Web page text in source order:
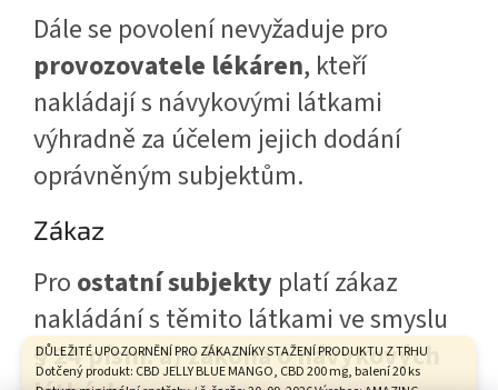
DŮLEŽITÉ UPOZORNĚNÍ PRO ZÁKAZNÍKY STAŽENÍ PRODUKTU Z TRHU
Dotčený produkt: CBD JELLY BLUE MANGO, CBD 200 mg, balení 20 ks
Dále se povolení nevyžaduje pro
provozovatele lékáren, kteří
nakládají s návykovými látkami
výhradně za účelem jejich dodání
oprávněným subjektům.
Zákaz
Pro ostatní subjekty platí zákaz
nakládání s těmito látkami ve smyslu
§ 24 písm. a) zákona o návykových